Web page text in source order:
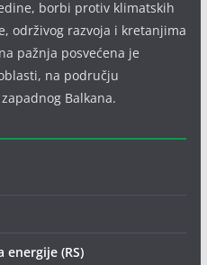
borbi protiv klimatskih
održivog razvoja i kretanjima
pažnja posvećena je
na području
Balkana.
(RS)